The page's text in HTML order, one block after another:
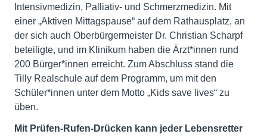
Intensivmedizin, Palliativ- und Schmerzmedizin. Mit
einer „Aktiven Mittagspause“ auf dem Rathausplatz, an
der sich auch Oberbürgermeister Dr. Christian Scharpf
beteiligte, und im Klinikum haben die Ärzt*innen rund
200 Bürger*innen erreicht. Zum Abschluss stand die
Tilly Realschule auf dem Programm, um mit den
Schüler*innen unter dem Motto „Kids save lives“ zu
üben.
Mit Prüfen-Rufen-Drücken kann jeder Lebensretter